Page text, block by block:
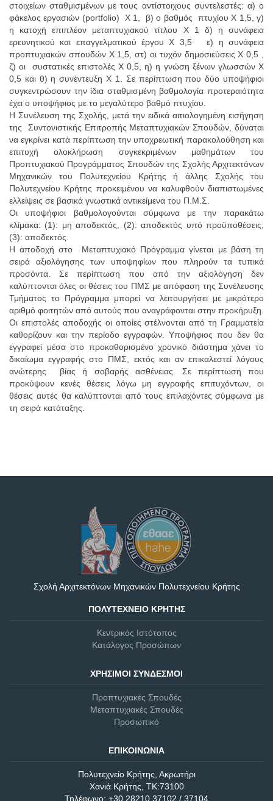
στοιχείων σταθμισμένων με τους αντίστοιχους συντελεστές: α) ο
φάκελος εργασιών (portfolio) Χ 1, β) ο βαθμός πτυχίου Χ 1,5, γ)
η κατοχή επιπλέον μεταπτυχιακού τίτλου Χ 1 δ) η συνάφεια
ερευνητικού και επαγγελματικού έργου Χ 3,5 ε) η συνάφεια
προπτυχιακών σπουδών Χ 1,5, στ) οι τυχόν δημοσιεύσεις Χ 0,5 ,
ζ) οι συστατικές επιστολές Χ 0,5, η) η γνώση ξένων γλωσσών Χ
0,5 και θ) η συνέντευξη Χ 1. Σε περίπτωση που δύο υποψήφιοι
συγκεντρώσουν την ίδια σταθμισμένη βαθμολογία προτεραιότητα
έχει ο υποψήφιος με το μεγαλύτερο βαθμό πτυχίου.
Η Συνέλευση της Σχολής, μετά την ειδικά αιτιολογημένη εισήγηση
της Συντονιστικής Επιτροπής Μεταπτυχιακών Σπουδών, δύναται
να εγκρίνει κατά περίπτωση την υποχρεωτική παρακολούθηση και
επιτυχή ολοκλήρωση συγκεκριμένων μαθημάτων του
Προπτυχιακού Προγράμματος Σπουδών της Σχολής Αρχιτεκτόνων
Μηχανικών του Πολυτεχνείου Κρήτης ή άλλης Σχολής του
Πολυτεχνείου Κρήτης προκειμένου να καλυφθούν διαπιστωμένες
ελλείψεις σε βασικά γνωστικά αντικείμενα του Π.Μ.Σ.
Οι υποψήφιοι βαθμολογούνται σύμφωνα με την παρακάτω
κλίμακα: (1): μη αποδεκτός, (2): αποδεκτός υπό προϋποθέσεις,
(3): αποδεκτός.
Η αποδοχή στο Μεταπτυχιακό Πρόγραμμα γίνεται με βάση τη
σειρά αξιολόγησης των υποψηφίων που πληρούν τα τυπικά
προσόντα. Σε περίπτωση που από την αξιολόγηση δεν
καλύπτονται όλες οι θέσεις του ΠΜΣ με απόφαση της Συνέλευσης
Τμήματος το Πρόγραμμα μπορεί να λειτουργήσει με μικρότερο
αριθμό φοιτητών από αυτούς που αναγράφονται στην προκήρυξη.
Οι επιστολές αποδοχής οι οποίες στέλνονται από τη Γραμματεία
καθορίζουν και την περίοδο εγγραφών. Υποψήφιος που δεν θα
εγγραφεί μέσα στο προκαθορισμένο χρονικό διάστημα χάνει το
δικαίωμα εγγραφής στο ΠΜΣ, εκτός και αν επικαλεστεί λόγους
ανώτερης βίας ή σοβαρής ασθένειας. Σε περίπτωση που
προκύψουν κενές θέσεις λόγω μη εγγραφής επιτυχόντων, οι
θέσεις αυτές θα καλύπτονται από τους επιλαχόντες σύμφωνα με
τη σειρά κατάταξης.
Σχολή Αρχιτεκτόνων Μηχανικών Πολυτεχνείου Κρήτης
ΠΟΛΥΤΕΧΝΕΊΟ ΚΡΉΤΗΣ
Κεντρικός Ιστότοπος
Κατάλογος Προσώπων
ΧΡΉΣΙΜΟΙ ΣΎΝΔΕΣΜΟΙ
Προπτυχιακές Σπουδές
Μεταπτυχιακές Σπουδές
Προσωπικό
ΕΠΙΚΟΙΝΩΝΊΑ
Πολυτεχνείο Κρήτης, Ακρωτήρι
Χανιά Κρήτης, ΤΚ:73100
Τηλέφωνο: +30 28210 37102 / 37104